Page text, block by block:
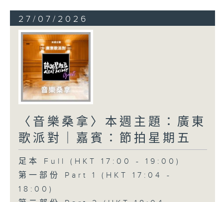
27/07/2026
〈音樂桑拿〉本週主題：廣東
歌派對｜嘉賓：節拍星期五
足本 Full (HKT 17:00 - 19:00)
第一部份 Part 1 (HKT 17:04 -
18:00)